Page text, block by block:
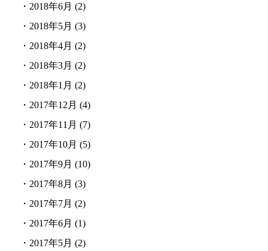
・ 2018年6月 (2)
・ 2018年5月 (3)
・ 2018年4月 (2)
・ 2018年3月 (2)
・ 2018年1月 (2)
・ 2017年12月 (4)
・ 2017年11月 (7)
・ 2017年10月 (5)
・ 2017年9月 (10)
・ 2017年8月 (3)
・ 2017年7月 (2)
・ 2017年6月 (1)
・ 2017年5月 (2)